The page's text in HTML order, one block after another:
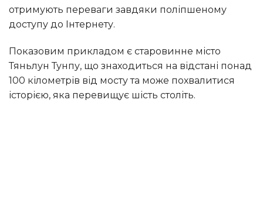
отримують переваги завдяки поліпшеному
доступу до Інтернету.
Показовим прикладом є старовинне місто
Тяньлун Тунпу, що знаходиться на відстані понад
100 кілометрів від мосту та може похвалитися
історією, яка перевищує шість століть.